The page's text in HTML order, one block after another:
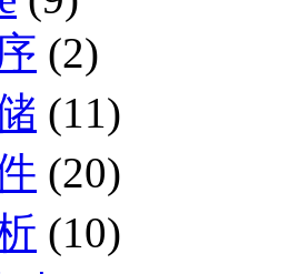
(2)
(11)
(20)
(10)